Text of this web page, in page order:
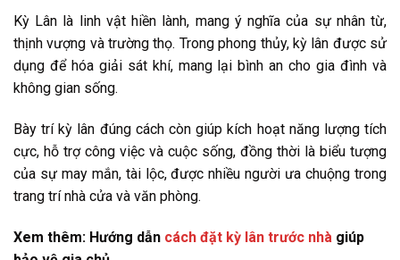
Kỳ Lân là linh vật hiền lành, mang ý nghĩa của sự nhân từ,
thịnh vượng và trường thọ. Trong phong thủy, kỳ lân được sử
dụng để hóa giải sát khí, mang lại bình an cho gia đình và
không gian sống.
Bày trí kỳ lân đúng cách còn giúp kích hoạt năng lượng tích
cực, hỗ trợ công việc và cuộc sống, đồng thời là biểu tượng
của sự may mắn, tài lộc, được nhiều người ưa chuộng trong
trang trí nhà cửa và văn phòng.
Xem thêm: Hướng dẫn cách đặt kỳ lân trước nhà giúp